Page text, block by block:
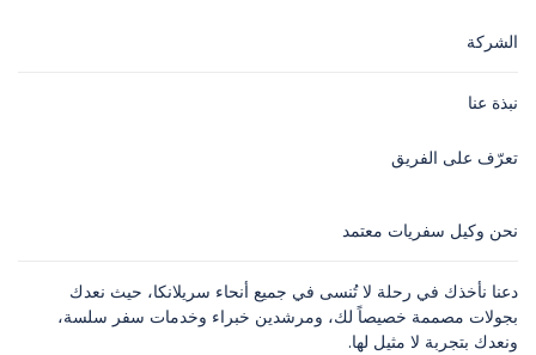
الشركة
نبذة عنا
تعرّف على الفريق
نحن وكيل سفريات معتمد
دعنا نأخذك في رحلة لا تُنسى في جميع أنحاء سريلانكا، حيث نعدك
بجولات مصممة خصيصاً لك، ومرشدين خبراء وخدمات سفر سلسة،
ونعدك بتجربة لا مثيل لها.